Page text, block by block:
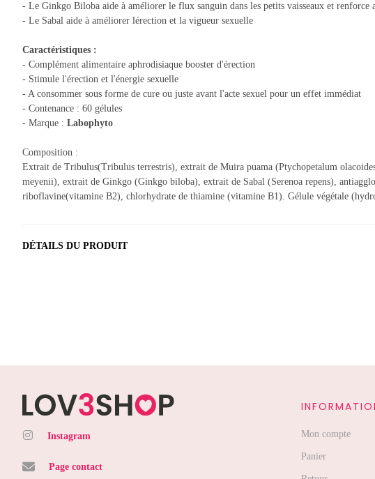
- Le Ginkgo Biloba aide à améliorer le flux sanguin dans les petits vaisseaux et renforce
- Le Sabal aide à améliorer lérection et la vigueur sexuelle
Caractéristiques :
- Complément alimentaire aphrodisiaque booster d'érection
- Stimule l'érection et l'énergie sexuelle
- A consommer sous forme de cure ou juste avant l'acte sexuel pour un effet immédiat
- Contenance : 60 gélules
- Marque : Labophyto
Composition :
Extrait de Tribulus(Tribulus terrestris), extrait de Muira puama (Ptychopetalum
meyenii), extrait de Ginkgo (Ginkgo biloba), extrait de Sabal (Serenoa repens),
riboflavine(vitamine B2), chlorhydrate de thiamine (vitamine B1). Gélule végétale
DÉTAILS DU PRODUIT
Instagram
Page contact
Mon compte
Panier